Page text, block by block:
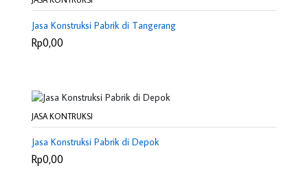
Jasa Konstruksi Pabrik di Tangerang
Rp0,00
JASA KONTRUKSI
Jasa Konstruksi Pabrik di Depok
Rp0,00